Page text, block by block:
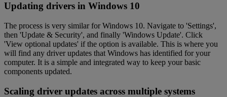
Updating drivers in Windows 10
The process is very similar for Windows 10. Navigate to 'Settings',
then 'Update & Security', and finally 'Windows Update'. Click
'View optional updates' if the option is available. This is where you
will find any driver updates that Windows has identified for your
computer. It is a simple and integrated way to keep your basic
components updated.
Scaling driver updates across multiple systems